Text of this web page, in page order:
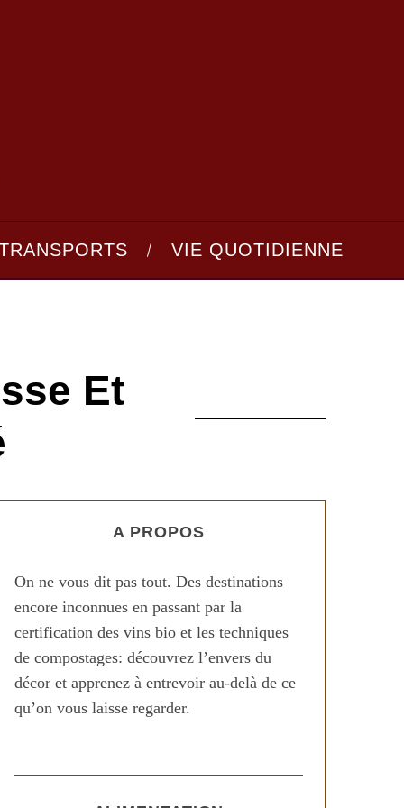
VIE QUOTIDIENNE
Et
A PROPOS
On ne vous dit pas tout. Des destinations
encore inconnues en passant par la
certification des vins bio et les techniques
de compostages: découvrez l’envers du
décor et apprenez à entrevoir au-delà de ce
qu’on vous laisse regarder.